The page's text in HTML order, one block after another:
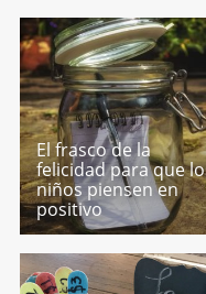
El frasco de la
felicidad para que
niños piensen en
positivo